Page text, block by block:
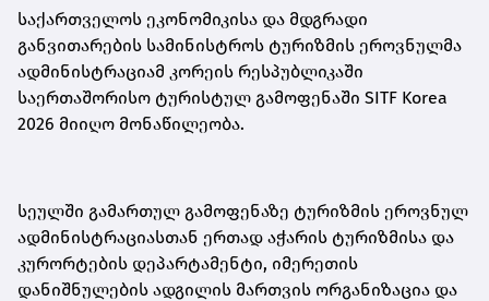
საქართველოს ეკონომიკისა და მდგრადი
განვითარების სამინისტროს ტურიზმის ეროვნულმა
ადმინისტრაციამ კორეის რესპუბლიკაში
საერთაშორისო ტურისტულ გამოფენაში SITF Korea
2026 მიიღო მონაწილეობა.
სეულში გამართულ გამოფენაზე ტურიზმის ეროვნულ
ადმინისტრაციასთან ერთად აჭარის ტურიზმისა და
კურორტების დეპარტამენტი, იმერეთის
დანიშნულების ადგილის მართვის ორგანიზაცია და